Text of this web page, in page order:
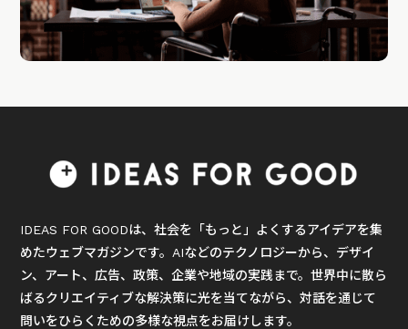
IDEAS FOR GOODは、社会を「もっと」よくするアイデアを集
めたウェブマガジンです。AIなどのテクノロジーから、デザイ
ン、アート、広告、政策、企業や地域の実践まで。世界中に散ら
ばるクリエイティブな解決策に光を当てながら、対話を通じて
問いをひらくための多様な視点をお届けします。